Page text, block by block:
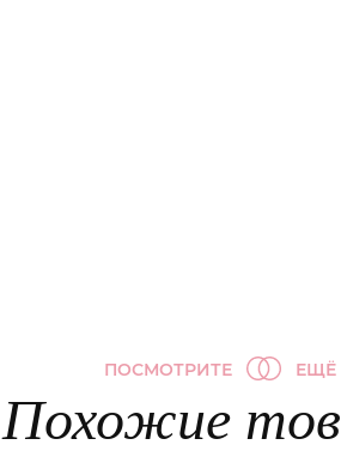
ПОСМОТРИТЕ ЕЩЁ
Похожие